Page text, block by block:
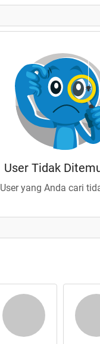
User Tidak
User yang Anda cari